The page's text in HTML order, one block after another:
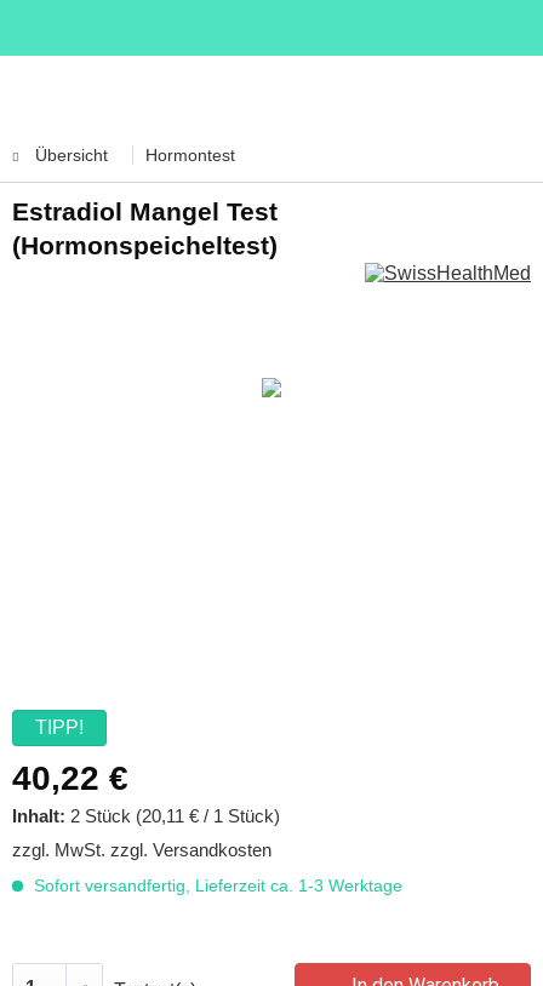
Übersicht Hormontest
Estradiol Mangel Test
(Hormonspeicheltest)
TIPP!
40,22 €
Inhalt: 2 Stück (20,11 € / 1 Stück)
zzgl. MwSt. zzgl. Versandkosten
Sofort versandfertig, Lieferzeit ca. 1-3 Werktage